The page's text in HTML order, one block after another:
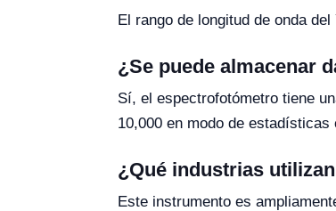
El rango de longitud de onda
¿Se puede almacenar
Sí, el espectrofotómetro tiene
10,000 en modo de estadísticas
¿Qué industrias
Este instrumento es